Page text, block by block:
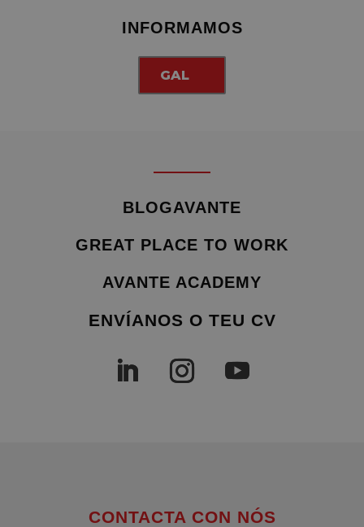
INFORMAMOS
GAL
BLOGAVANTE
GREAT PLACE TO WORK
AVANTE ACADEMY
ENVÍANOS O TEU CV
CONTACTA CON NÓS